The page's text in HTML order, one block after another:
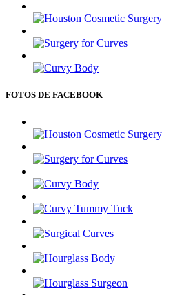
FOTOS DE FACEBOOK